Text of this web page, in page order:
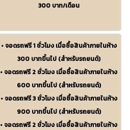
300 บาท/เดือน
• จอดรถฟรี 1 ชั่วโมง เมื่อซื้อสินค้าภายในห้าง
300 บาทขึ้นไป (สำหรับรถยนต์)
• จอดรถฟรี 2 ชั่วโมง เมื่อซื้อสินค้าภายในห้าง
600 บาทขึ้นไป (สำหรับรถยนต์)
• จอดรถฟรี 3 ชั่วโมง เมื่อซื้อสินค้าภายในห้าง
900 บาทขึ้นไป (สำหรับรถยนต์)
• จอดรถฟรี 2 ชั่วโมง เมื่อซื้อสินค้าภายในห้าง